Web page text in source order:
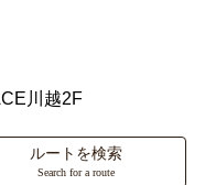
川越2F
ルートを検索
Search for a route